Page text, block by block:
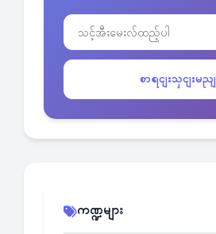
စာရငျးသှငျးမညျ
ကဏ္ဍများ